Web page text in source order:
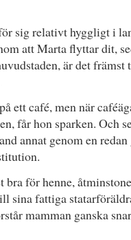
sig relativt hyggligt i
att Marta flyttar dit,
är det
ett café, men när
får hon sparken. Och
annat genom en
för henne,
sina fattiga
mamman ganska